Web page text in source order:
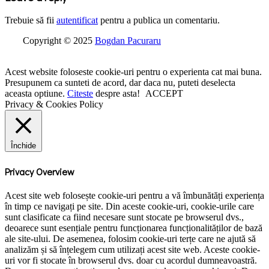
Trebuie să fii autentificat pentru a publica un comentariu.
Copyright © 2025 Bogdan Pacuraru
Acest website foloseste cookie-uri pentru o experienta cat mai buna.
Presupunem ca sunteti de acord, dar daca nu, puteti deselecta
aceasta optiune. Citeste despre asta!
ACCEPT
Privacy & Cookies Policy
Închide
Privacy Overview
Acest site web folosește cookie-uri pentru a vă îmbunătăți experiența
în timp ce navigați pe site. Din aceste cookie-uri, cookie-urile care
sunt clasificate ca fiind necesare sunt stocate pe browserul dvs.,
deoarece sunt esențiale pentru funcționarea funcționalităților de bază
ale site-ului. De asemenea, folosim cookie-uri terțe care ne ajută să
analizăm și să înțelegem cum utilizați acest site web. Aceste cookie-
uri vor fi stocate în browserul dvs. doar cu acordul dumneavoastră.